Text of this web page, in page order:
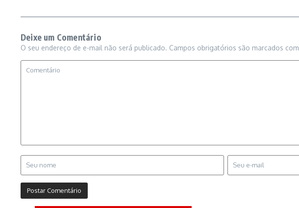
Deixe um Comentário
O seu endereço de e-mail não será publicado. Campos obrigatórios são marcados com